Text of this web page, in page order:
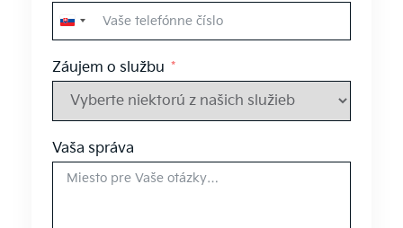
Slovakia
+421
Záujem o službu
Vaša správa